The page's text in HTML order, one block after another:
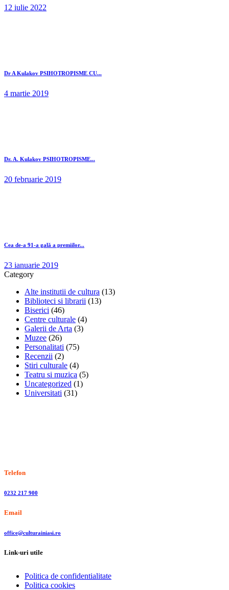
12 iulie 2022
Dr A Kulakov PSIHOTROPISME CU...
4 martie 2019
Dr. A. Kulakov PSIHOTROPISME...
20 februarie 2019
Cea de-a 91-a gală a premiilor...
23 ianuarie 2019
Category
Alte institutii de cultura (13)
Biblioteci si librarii (13)
Biserici (46)
Centre culturale (4)
Galerii de Arta (3)
Muzee (26)
Personalitati (75)
Recenzii (2)
Stiri culturale (4)
Teatru si muzica (5)
Uncategorized (1)
Universitati (31)
Telefon
0232 217 900
Email
office@culturainiasi.ro
Link-uri utile
Politica de confidentialitate
Politica cookies